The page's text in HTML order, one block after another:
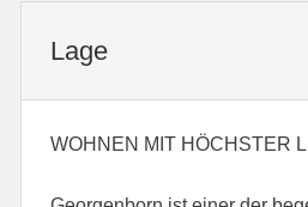
Lage
WOHNEN MIT HÖCHSTER